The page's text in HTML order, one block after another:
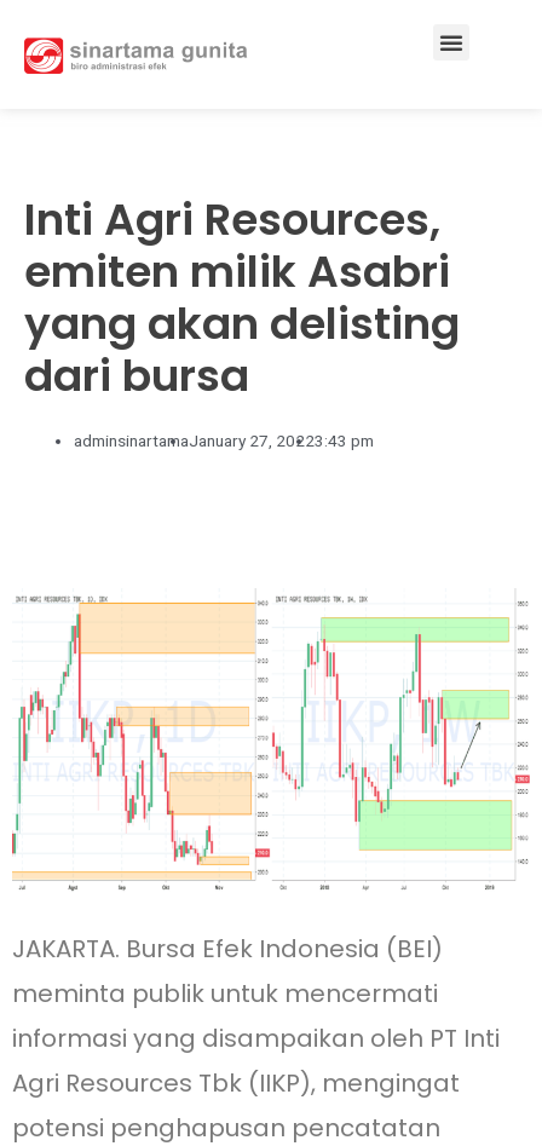
Inti Agri Resources,
emiten milik Asabri
yang akan delisting
dari bursa
adminsinartamaJanuary 27, 20223:43 pm
JAKARTA. Bursa Efek Indonesia (BEI)
meminta publik untuk mencermati
informasi yang disampaikan oleh PT Inti
Agri Resources Tbk (IIKP), mengingat
potensi penghapusan pencatatan